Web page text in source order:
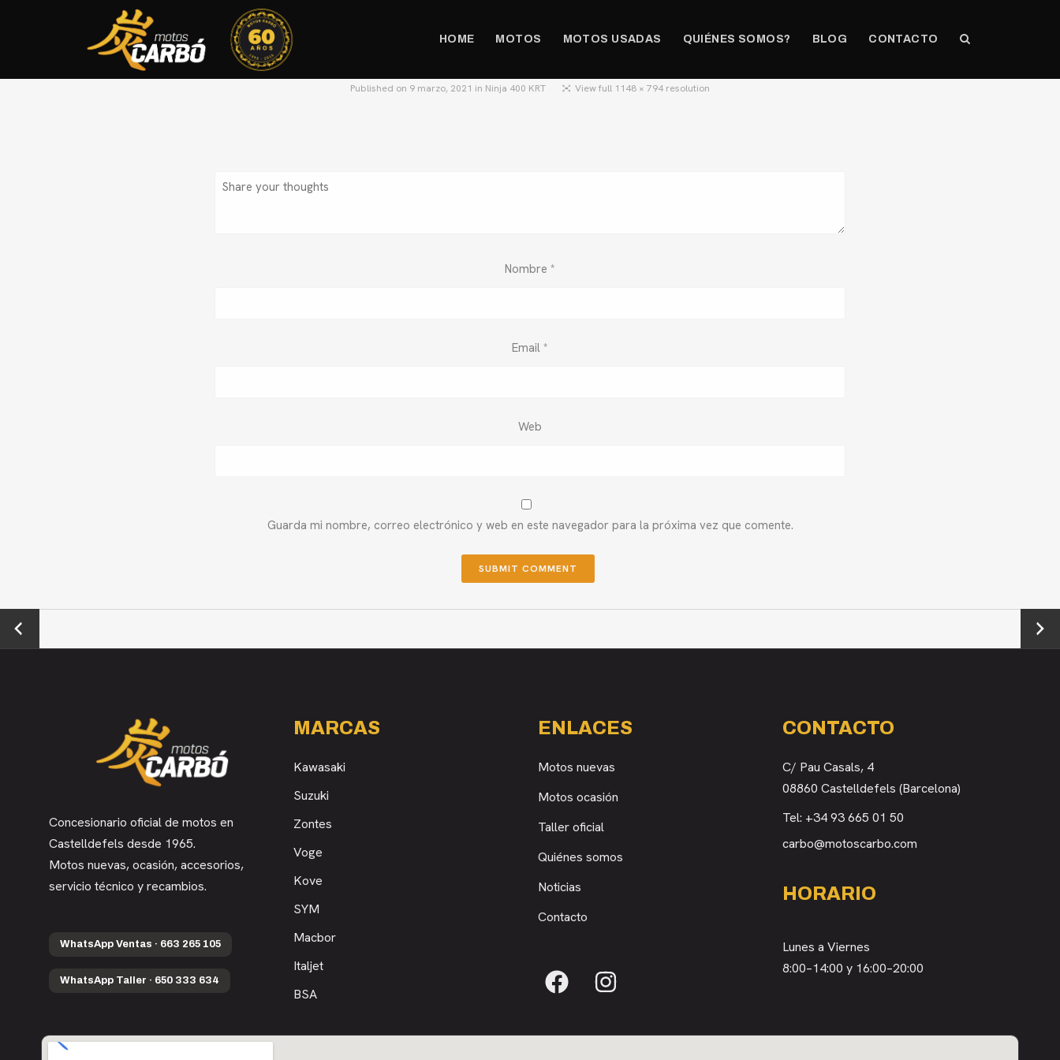
HOME MOTOS MOTOS USADAS QUIÉNES SOMOS? BLOG CONTACTO
Published on 9 marzo, 2021 in Ninja 400 KRT View full 1148 × 794 resolution
Nombre *
Email *
Web
Guarda mi nombre, correo electrónico y web en este navegador para la próxima vez que comente.
←
Previo
Next
→
Concesionario oficial de motos en
Castelldefels desde 1965.
Motos nuevas, ocasión, accesorios,
servicio técnico y recambios.
WhatsApp Ventas · 663 265 105
WhatsApp Taller · 650 333 634
MARCAS
Kawasaki
Suzuki
Zontes
Voge
Kove
SYM
Macbor
Italjet
BSA
ENLACES
Motos nuevas
Motos ocasión
Taller oficial
Quiénes somos
Noticias
Contacto
CONTACTO
C/ Pau Casals, 4
08860 Castelldefels (Barcelona)
Tel: +34 93 665 01 50
carbo@motoscarbo.com
HORARIO
Lunes a Viernes
8:00–14:00 y 16:00–20:00